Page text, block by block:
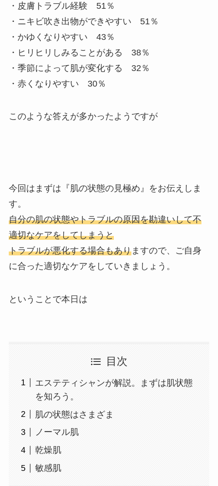
・皮膚トラブル経験 51％
・ニキビ吹き出物ができやすい 51％
・かゆくなりやすい 43％
・ヒリヒリしみることがある 38％
・季節によって肌が変化する 32％
・赤くなりやすい 30％
このような答えが多かったようですが
今回はまずは『肌の状態の見極め』をお伝えしま
す。
自分の肌の状態やトラブルの原因を勘違いして不
適切なケアをしてしまうと
トラブルが悪化する場合もありますので、ご自身
に合った適切なケアをしていきましょう。
ということで本日は
目次
エステティシャンが解説。まずは肌状態
を知ろう。
肌の状態はさまざま
ノーマル肌
乾燥肌
敏感肌